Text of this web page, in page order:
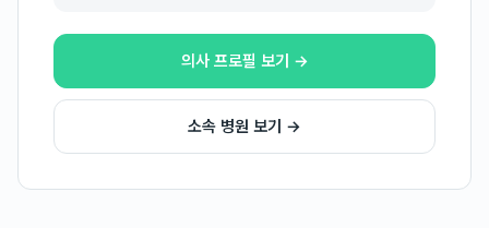
의사 프로필 보기 →
소속 병원 보기 →